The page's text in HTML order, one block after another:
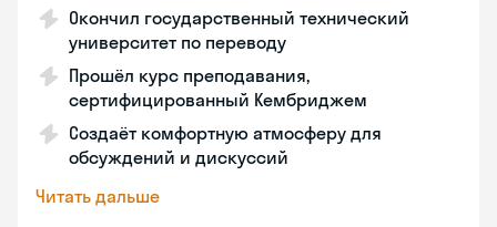
Окончил государственный технический
университет по переводу
Прошёл курс преподавания,
сертифицированный Кембриджем
Создаёт комфортную атмосферу для
обсуждений и дискуссий
Читать дальше